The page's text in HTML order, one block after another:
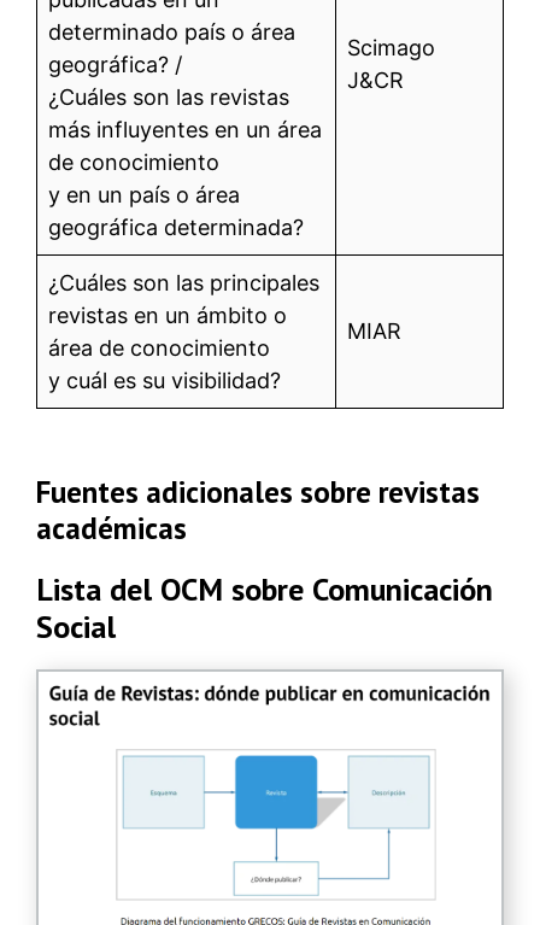
determinado país o área
geográfica? /
¿Cuáles son las revistas
más influyentes en un área
de conocimiento
y en un país o área
geográfica determinada?
Scimago
J&CR
¿Cuáles son las principales
revistas en un ámbito o
área de conocimiento
y cuál es su visibilidad?
MIAR
Fuentes adicionales sobre revistas
académicas
Lista del OCM sobre Comunicación
Social